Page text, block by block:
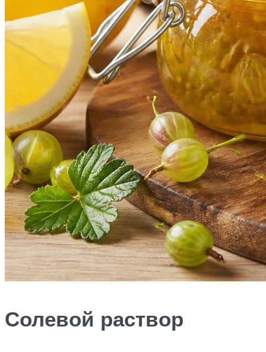
Солевой раствор